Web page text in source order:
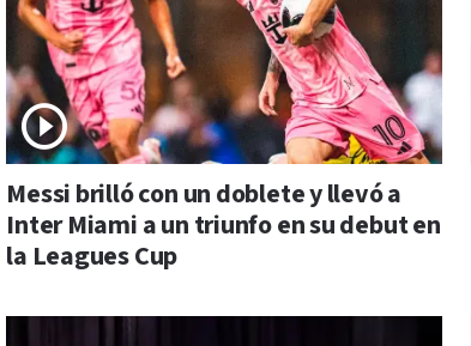
Messi brilló con un doblete y llevó a
Inter Miami a un triunfo en su debut en
la Leagues Cup